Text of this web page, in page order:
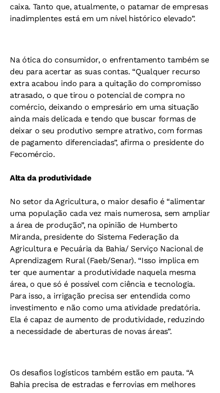
caixa. Tanto que, atualmente, o patamar de empresas
inadimplentes está em um nível histórico elevado”.
Na ótica do consumidor, o enfrentamento também se
deu para acertar as suas contas. “Qualquer recurso
extra acabou indo para a quitação do compromisso
atrasado, o que tirou o potencial de compra no
comércio, deixando o empresário em uma situação
ainda mais delicada e tendo que buscar formas de
deixar o seu produtivo sempre atrativo, com formas
de pagamento diferenciadas”, afirma o presidente do
Fecomércio.
Alta da produtividade
No setor da Agricultura, o maior desafio é “alimentar
uma população cada vez mais numerosa, sem ampliar
a área de produção”, na opinião de Humberto
Miranda, presidente do Sistema Federação da
Agricultura e Pecuária da Bahia/ Serviço Nacional de
Aprendizagem Rural (Faeb/Senar). “Isso implica em
ter que aumentar a produtividade naquela mesma
área, o que só é possível com ciência e tecnologia.
Para isso, a irrigação precisa ser entendida como
investimento e não como uma atividade predatória.
Ela é capaz de aumento de produtividade, reduzindo
a necessidade de aberturas de novas áreas”.
Os desafios logísticos também estão em pauta. “A
Bahia precisa de estradas e ferrovias em melhores